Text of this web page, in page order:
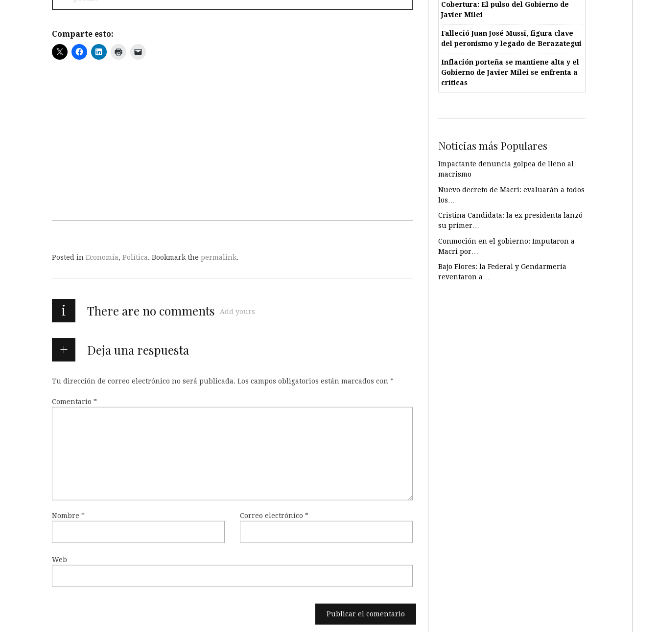
Comparte esto:
Posted in Economía, Política. Bookmark the permalink.
i There are no comments Add yours
Deja una respuesta
Tu dirección de correo electrónico no será publicada. Los campos obligatorios están marcados con *
Comentario *
Nombre * Correo electrónico*
Web
Cobertura: El pulso del Gobierno de
Javier Milei
Falleció Juan José Mussi, figura clave
del peronismo y legado de Berazategui
Inflación porteña se mantiene alta y el
Gobierno de Javier Milei se enfrenta a
críticas
Noticias más Populares
Impactante denuncia golpea de lleno al
macrismo
Nuevo decreto de Macri: evaluarán a todos
los…
Cristina Candidata: la ex presidenta lanzó
su primer…
Conmoción en el gobierno: Imputaron a
Macri por…
Bajo Flores: la Federal y Gendarmería
reventaron a…